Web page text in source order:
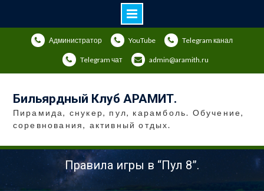
Администратор YouTube Telegram канал
Telegram чат admin@aramith.ru
Бильярдный Клуб АРАМИТ.
Пирамида, снукер, пул, карамболь. Обучение,
соревнования, активный отдых.
Правила игры в “Пул 8”.